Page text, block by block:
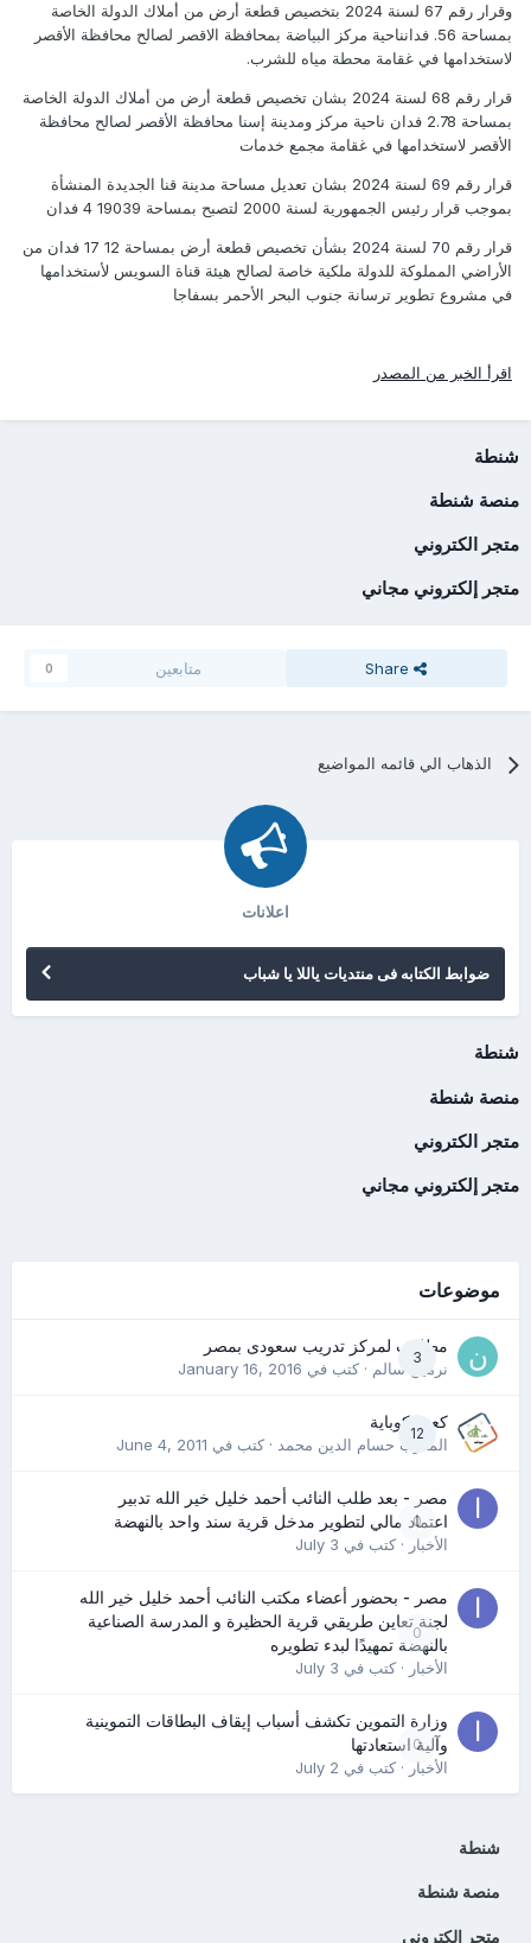
وقرار رقم 67 لسنة 2024 بتخصيص قطعة أرض من أملاك الدولة الخاصة
بمساحة 56. فدانناحية مركز البياضة بمحافظة الاقصر لصالح محافظة الأقصر
لاستخدامها في غقامة محطة مياه للشرب.
قرار رقم 68 لسنة 2024 بشان تخصيص قطعة أرض من أملاك الدولة الخاصة
بمساحة 2.78 فدان ناحية مركز ومدينة إسنا محافظة الأقصر لصالح محافظة
الأقصر لاستخدامها في غقامة مجمع خدمات
قرار رقم 69 لسنة 2024 بشان تعديل مساحة مدينة قنا الجديدة المنشأة
بموجب قرار رئيس الجمهورية لسنة 2000 لتصبح بمساحة 19039 4 فدان
قرار رقم 70 لسنة 2024 بشأن تخصيص قطعة أرض بمساحة 12 17 فدان من
الأراضي المملوكة للدولة ملكية خاصة لصالح هيئة قناة السويس لأستخدامها
في مشروع تطوير ترسانة جنوب البحر الأحمر بسفاجا
اقرأ الخبر من المصدر
شنطة
منصة شنطة
متجر الكتروني
متجر إلكتروني مجاني
Share متابعين 0
الذهاب الي قائمه المواضيع
اعلانات
ضوابط الكتابه فى منتديات ياللا يا شباب
شنطة
منصة شنطة
متجر الكتروني
متجر إلكتروني مجاني
موضوعات
3
مطلوب لمركز تدريب سعودى بمصر
نرمين سالم· كتب في January 16, 2016
12
كعب كوباية
المدرب حسام الدين محمد· كتب في June 4, 2011
0
مصر - بعد طلب النائب أحمد خليل خير الله تدبير
اعتماد مالي لتطوير مدخل قرية سند واحد بالنهضة
الأخبار· كتب في July 3
0
مصر - بحضور أعضاء مكتب النائب أحمد خليل خير الله
لجنة تعاين طريقي قرية الحظيرة و المدرسة الصناعية
بالنهضة تمهيدًا لبدء تطويره
الأخبار· كتب في July 3
0
وزارة التموين تكشف أسباب إيقاف البطاقات التموينية
وآلية استعادتها
الأخبار· كتب في July 2
شنطة
منصة شنطة
متجر الكتروني